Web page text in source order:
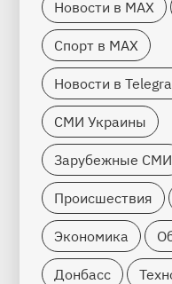
Новости в MAX
Спорт в MAX
Новости в
СМИ Украины
Зарубежные СМИ
Происшествия
Экономика
Донбасс